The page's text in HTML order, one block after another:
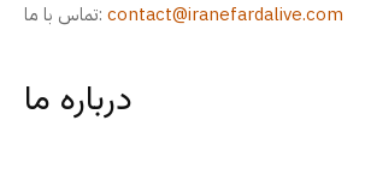
تماس با ما: contact@iranefardalive.com
درباره ما